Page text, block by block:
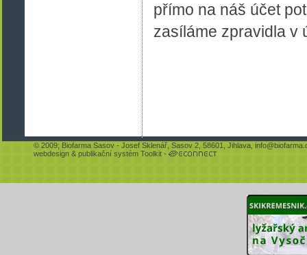
přímo na náš účet
zasíláme zpravidla v
© 2009; Biofarma Sasov - Josef Sklenář, Sasov 2, 58601, Jihlava,
webdesign & publikační systém Toolkit -